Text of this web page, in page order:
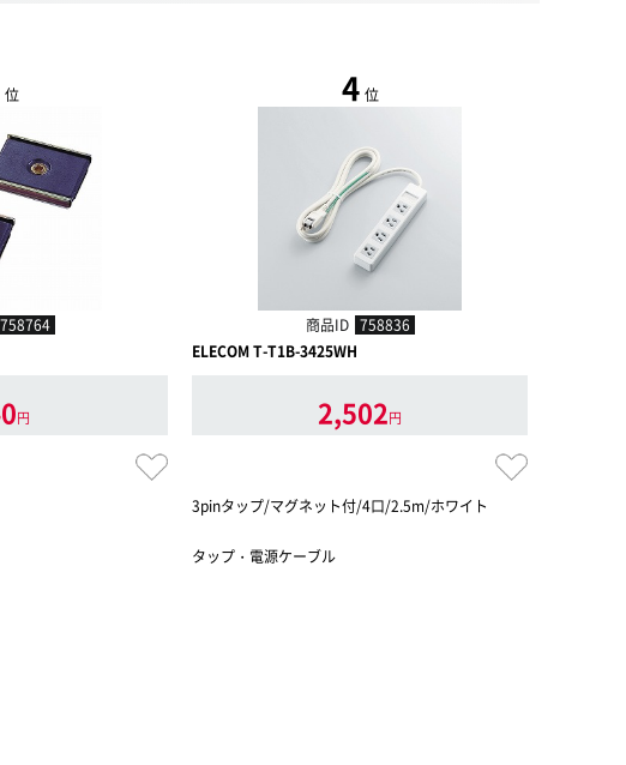
位
758764
円
4 位
商品ID 758836
ELECOM T-T1B-3425WH
2,502円
3pinタップ/マグネット付/4口/2.5m/ホワイト
タップ・電源ケーブル